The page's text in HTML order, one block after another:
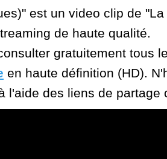
est un video clip de
de haute qualité.
gratuitement tous
en haute définition (HD).
l'aide des liens de partage